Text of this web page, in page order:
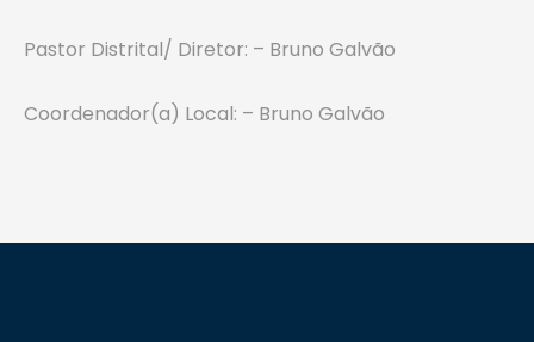
Pastor Distrital/ Diretor: – Bruno Galvão
Coordenador(a) Local: – Bruno Galvão